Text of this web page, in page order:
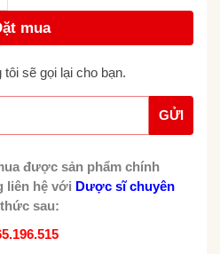
mua
sẽ gọi lại cho bạn.
GỬI
được sản phẩm chính
liên hệ với Dược sĩ chuyên
sau: